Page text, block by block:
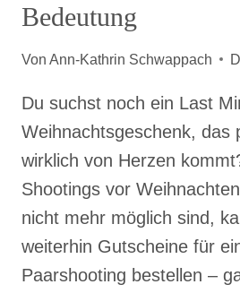
Bedeutung
Von Ann-Kathrin Schwappach
Du suchst noch ein Last
Weihnachtsgeschenk, das
wirklich von Herzen
Shootings vor
nicht mehr möglich sind,
weiterhin Gutscheine für
Paarshooting bestellen –